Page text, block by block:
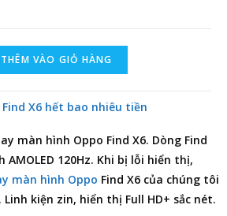
THÊM VÀO GIỎ HÀNG
X6 hết bao nhiêu tiền
màn hình Oppo Find X6. Dòng Find
AMOLED 120Hz. Khi bị lỗi hiển thị,
màn hình Oppo Find X6 của chúng tôi
kiện zin, hiển thị Full HD+ sắc nét.